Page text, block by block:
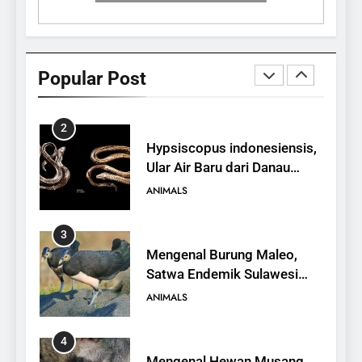
Popular Post
1
Antelope, Si Antelop
2
Hypsiscopus indonesiensis,
Ular Air Baru dari Danau
Towuti
ANIMALS
3
Mengenal Burung Maleo,
Satwa Endemik Sulawesi
yang Terancam Punah
ANIMALS
4